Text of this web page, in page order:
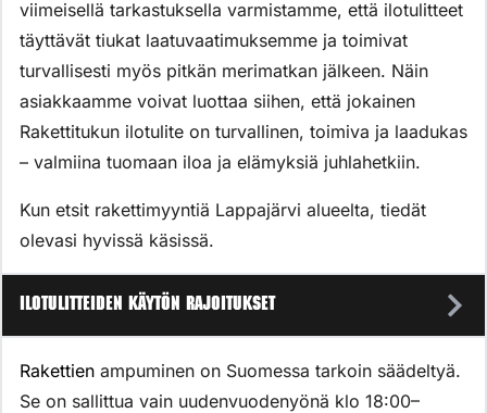
viimeisellä tarkastuksella varmistamme, että ilotulitteet
täyttävät tiukat laatuvaatimuksemme ja toimivat
turvallisesti myös pitkän merimatkan jälkeen. Näin
asiakkaamme voivat luottaa siihen, että jokainen
Rakettitukun ilotulite on turvallinen, toimiva ja laadukas
– valmiina tuomaan iloa ja elämyksiä juhlahetkiin.
Kun etsit rakettimyyntiä Lappajärvi alueelta, tiedät
olevasi hyvissä käsissä.
Ilotulitteiden käytön rajoitukset
Rakettien ampuminen on Suomessa tarkoin säädeltyä.
Se on sallittua vain uudenvuodenyönä klo 18:00–